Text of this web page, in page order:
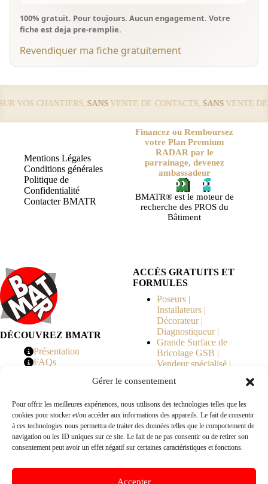
Gérer le consentement
Pour offrir les meilleures expériences, nous utilisons des technologies telles que les
cookies pour stocker et/ou accéder aux informations des appareils. Le fait de consentir
à ces technologies nous permettra de traiter des données telles que le comportement de
navigation ou les ID uniques sur ce site. Le fait de ne pas consentir ou de retirer son
consentement peut avoir un effet négatif sur certaines caractéristiques et fonctions.
Accepter
100% gratuit. Pour toujours. Aucun engagement. Votre
fiche est deja pre-remplie.
Revendiquer ma fiche gratuitement
VOS CHANTIERS, SANSVENTE DE CONTACTS,SANSVENTE DE
Mentions Légales
Conditions générales
Politique de
Confidentialité
Contacter BMATR
Financez ou Remboursez
votre Plan Premium
RADAR par le
parrainage, devenez
ambassadeur
BMATR® est le moteur de
recherche des PROS du
Bâtiment
DÉCOUVREZ BMATR
Présentation
FAQs
ACCÈS GRATUITS ET
FORMULES
Poseurs |
Installateurs |
Décorateur |
Diagnostiqueur |
Grande Surface de
Bricolage GSB |
Vendeur spécialisé |
Copropriété | MOE |
en Travaux |
Fabricants | Marque |
© 2026 BMATR® — Tous droits réservés.